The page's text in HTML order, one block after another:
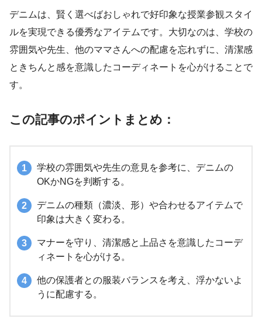
デニムは、賢く選べばおしゃれで好印象な授業参観スタイ
ルを実現できる優秀なアイテムです。大切なのは、学校の
雰囲気や先生、他のママさんへの配慮を忘れずに、清潔感
ときちんと感を意識したコーディネートを心がけることで
す。
この記事のポイントまとめ：
学校の雰囲気や先生の意見を参考に、デニムの
OKかNGを判断する。
デニムの種類（濃淡、形）や合わせるアイテムで
印象は大きく変わる。
マナーを守り、清潔感と上品さを意識したコーデ
ィネートを心がける。
他の保護者との服装バランスを考え、浮かないよ
うに配慮する。